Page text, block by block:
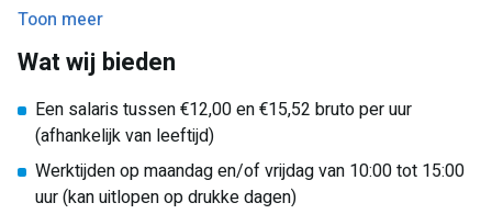
Toon meer
Wat wij bieden
Een salaris tussen €12,00 en €15,52 bruto per uur
(afhankelijk van leeftijd)
Werktijden op maandag en/of vrijdag van 10:00 tot 15:00
uur (kan uitlopen op drukke dagen)